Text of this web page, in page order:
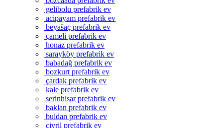
gelibolu prefabrik ev
acipayam prefabrik ev
beyašaç prefabrik ev
çameli prefabrik ev
honaz prefabrik ev
sarayköy prefabrik ev
babadağ prefabrik ev
bozkurt prefabrik ev
çardak prefabrik ev
kale prefabrik ev
serinhisar prefabrik ev
baklan prefabrik ev
buldan prefabrik ev
çivril prefabrik ev